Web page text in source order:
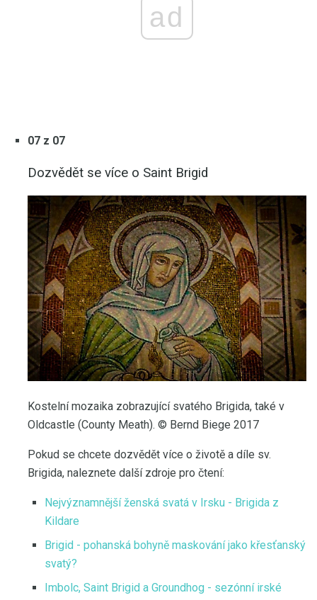
ad
07 z 07
Dozvědět se více o Saint Brigid
Kostelní mozaika zobrazující svatého Brigida, také v
Oldcastle (County Meath). © Bernd Biege 2017
Pokud se chcete dozvědět více o životě a díle sv.
Brigida, naleznete další zdroje pro čtení:
Nejvýznamnější ženská svatá v Irsku - Brigida z
Kildare
Brigid - pohanská bohyně maskování jako křesťanský
svatý?
Imbolc, Saint Brigid a Groundhog - sezónní irské